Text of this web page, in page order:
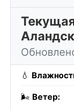
💧
🌬️ Ветер: